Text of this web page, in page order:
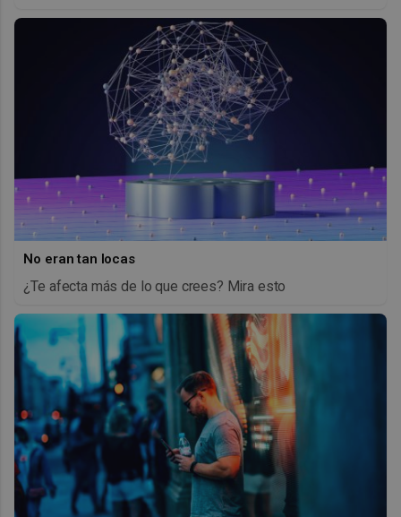
No eran tan locas
¿Te afecta más de lo que crees? Mira esto